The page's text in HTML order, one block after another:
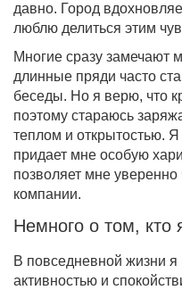
давно. Город
люблю делиться этим
Многие сразу
длинные пряди часто
беседы. Но я верю, что
поэтому стараюсь
теплом и открытостью.
придает мне особую
позволяет мне
компании.
Немного о том, кто
В повседневной жизни
активностью и